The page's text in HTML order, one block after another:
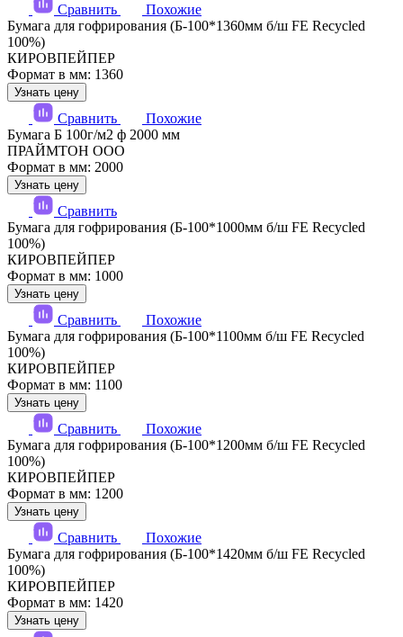
Сравнить
Похожие
Бумага для гофрирования (Б-100*1360мм б/ш FE Recycled
100%)
КИРОВПЕЙПЕР
Формат в мм: 1360
Узнать цену
Сравнить
Похожие
Бумага Б 100г/м2 ф 2000 мм
ПРАЙМТОН ООО
Формат в мм: 2000
Узнать цену
Сравнить
Бумага для гофрирования (Б-100*1000мм б/ш FE Recycled
100%)
КИРОВПЕЙПЕР
Формат в мм: 1000
Узнать цену
Сравнить
Похожие
Бумага для гофрирования (Б-100*1100мм б/ш FE Recycled
100%)
КИРОВПЕЙПЕР
Формат в мм: 1100
Узнать цену
Сравнить
Похожие
Бумага для гофрирования (Б-100*1200мм б/ш FE Recycled
100%)
КИРОВПЕЙПЕР
Формат в мм: 1200
Узнать цену
Сравнить
Похожие
Бумага для гофрирования (Б-100*1420мм б/ш FE Recycled
100%)
КИРОВПЕЙПЕР
Формат в мм: 1420
Узнать цену